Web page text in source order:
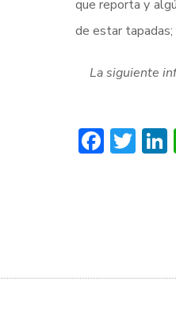
que reporta y
de estar
La siguiente